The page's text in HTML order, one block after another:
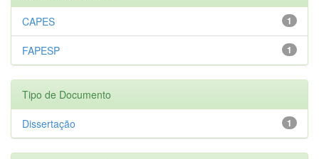
1
CAPES
1
FAPESP
Tipo de Documento
1
Dissertação